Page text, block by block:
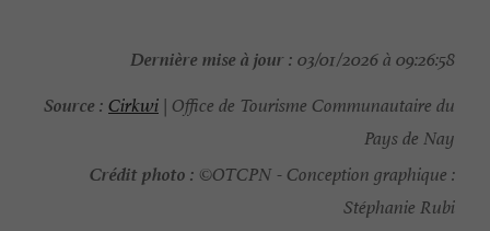
Dernière mise à jour : 03/01/2026 à 09:26:58
Source : Cirkwi | Office de Tourisme Communautaire du
Pays de Nay
Crédit photo : ©OTCPN - Conception graphique :
Stéphanie Rubi